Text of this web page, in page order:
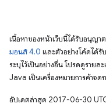
เนื้อหาของหน้าเว็บนี้ได้รับอนุญา
มอนส์ 4.0 และตัวอย่างโค้ดได้
ระบุไว้เป็นอย่างอื่น โปรดดูรายล
Java เป็นเครื่องหมายการค้าจ
อัปเดตล่าสุด 2017-06-30